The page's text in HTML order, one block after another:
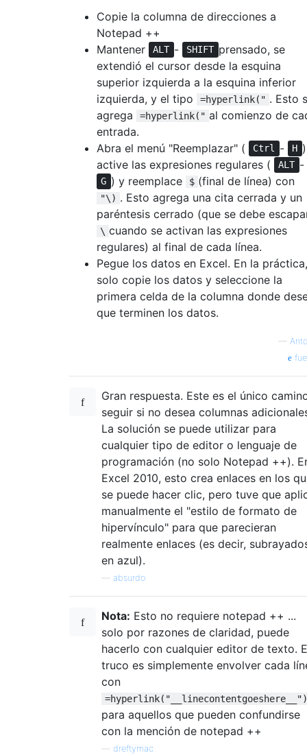
Copie la columna de direcciones a
Notepad ++
Mantener
ALT - SHIFT prensado, se
extendió el cursor desde la esquina
superior izquierda a la esquina inferior
izquierda, y el tipo
=hyperlink(" . Esto
agrega
=hyperlink(" al comienzo de
entrada.
Abra el menú "Reemplazar" (
Ctrl - H
active las expresiones regulares (
ALT -
G ) y reemplace $ (final de línea) con
"\) . Esto agrega una cita cerrada y un
paréntesis cerrado (que se debe
\ cuando se activan las expresiones
regulares) al final de cada línea.
Pegue los datos en Excel. En la práctica,
solo copie los datos y seleccione la
primera celda de la columna donde
que terminen los datos.
—
Gran respuesta. Este es el único
seguir si no desea columnas
La solución se puede utilizar para
cualquier tipo de editor o lenguaje de
programación (no solo Notepad ++).
Excel 2010, esto crea enlaces en los
se puede hacer clic, pero tuve que
manualmente el "estilo de formato de
hipervínculo" para que parecieran
realmente enlaces (es decir,
en azul).
absurdo
Nota: Esto no requiere notepad ++ ...
solo por razones de claridad, puede
hacerlo con cualquier editor de texto.
truco es simplemente envolver cada
con
=hyperlink("__linecontentgoeshere__")
para aquellos que pueden confundirse
con la mención de notepad ++
dreftymac